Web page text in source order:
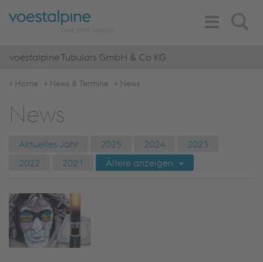
Search
Toggle
Navigation
voestalpine Tubulars GmbH & Co KG
Home News & Termine News
News
Aktuelles Jahr 2025 2024
2023
2022
2021 Ältere anzeigen